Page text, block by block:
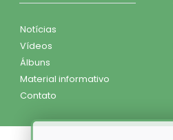
Notícias
Vídeos
Álbuns
Material informativo
Contato